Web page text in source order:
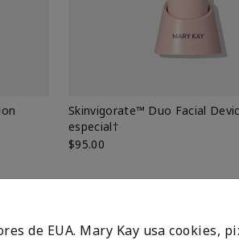
Skinvigorate™ Duo Facial
especial†
$95.00
de EUA. Mary Kay usa cookies,